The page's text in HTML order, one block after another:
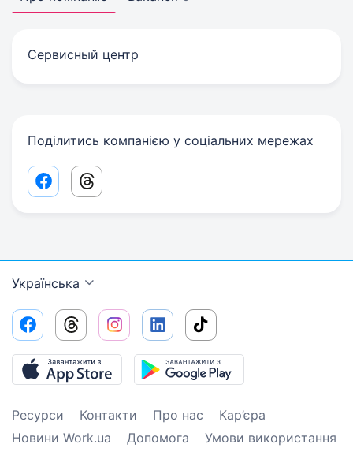
Сервисный центр
Поділитись компанією у соціальних мережах
Facebook share link
Threads share link
Українська
Ресурси Контакти Про нас
Кар’єра
Новини Work.ua
Допомога Умови використання